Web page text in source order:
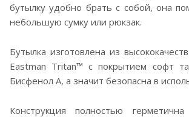
бутылку удобно брать с собой, она
небольшую сумку или рюкзак.
Бутылка изготовлена из
Eastman Tritan™ с покрытием софт
Бисфенол А, а значит безопасна в
Конструкция полностью